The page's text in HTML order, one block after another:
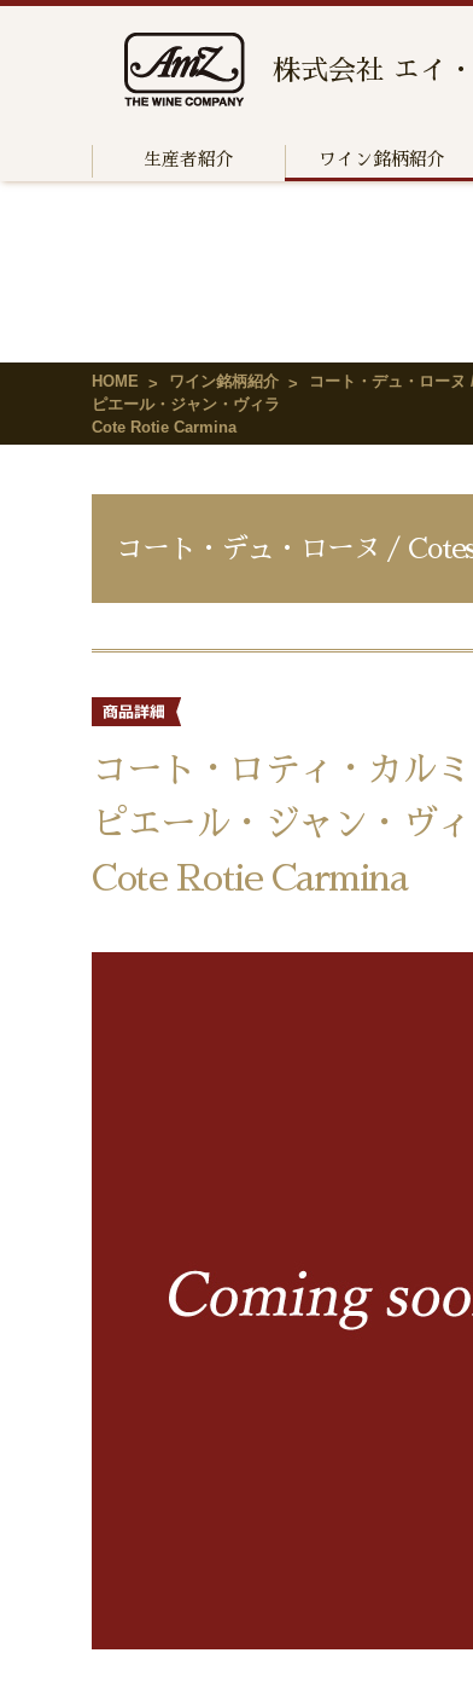
株式会社 エイ
生産者紹介 ワイン銘柄紹介
HOME ワイン銘柄紹介 コート・デュ・ロー
ピエール・ジャン・ヴィラ
Cote Rotie Carmina
コート・デュ・ローヌ /
コート・ロティ・カル
ピエール・ジャン・ヴ
Cote Rotie Carmina